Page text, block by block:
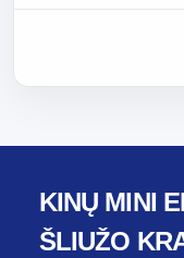
KINŲ MINI
ŠLIUŽO